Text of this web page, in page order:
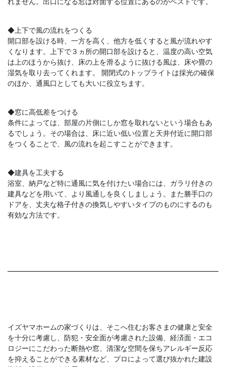
◆上下で風の流れをつくる
開口部を設ける時、一方を高く、他方を低くすると風が流れやす
くなります。上下で３ヵ所の開口部を設けると、温度の高い空気
は上のほうから抜け、床の上を滑るように抜ける風は、床や畳の
湿気を取り去ってくれます。 開閉式のトップライトは採光の確保
のほか、通風口としても大いに役立ちます。
◆窓に高低差をつける
条件によっては、部屋の片側にしか窓を取れないという場合もあ
るでしょう。その場合は、床に近い低い位置と天井付近に開口部
をつくることで、風の流れを起こすことができます。
◆建具を工夫する
浴室、納戸など特に通風に気を付けたい場合には、ガラリ付きの
建具などを用いて、より風通しを良くしましょう。また勝手口の
ドアを、丈夫な格子付きの換気しやすいタイプのものにするのも
有効な方法です。
イズヤマホームの家づくりは、そこへ住むお客さまの健康と安全
を十分に考慮し、防犯・安全面が考慮された設備、経済面・エコ
ロジーにこだわった断熱や窓、清潔な空間を保ちアレルギー反応
を抑えることができる素材など、プロによって選び抜かれた建設